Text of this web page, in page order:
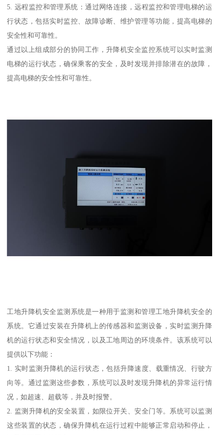
5. 远程监控和管理系统：通过网络连接，远程监控和管理电梯的运
行状态，包括实时监控、故障诊断、维护管理等功能，提高电梯的
安全性和可靠性。
通过以上组成部分的协同工作，升降机安全监控系统可以实时监测
电梯的运行状态，确保乘客的安全，及时发现并排除潜在的故障，
提高电梯的安全性和可靠性。
工地升降机安全监测系统是一种用于监测和管理工地升降机安全的
系统。它通过安装在升降机上的传感器和监测设备，实时监测升降
机的运行状态和安全情况，以及工地周边的环境条件。该系统可以
提供以下功能：
1. 实时监测升降机的运行状态，包括升降速度、载重情况、行驶方
向等。通过监测这些参数，系统可以及时发现升降机的异常运行情
况，如超速、超载等，并及时报警。
2. 监测升降机的安全装置，如限位开关、安全门等。系统可以监测
这些装置的状态，确保升降机在运行过程中能够正常启动和停止，